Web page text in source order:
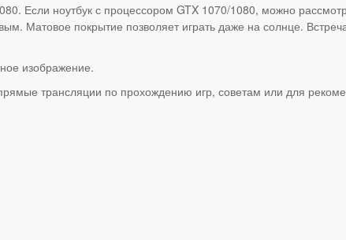
Если ноутбук с процессором GTX 1070/1080, можно
Матовое покрытие позволяет играть даже на солнце.
изображение.
трансляции по прохождению игр, советам или для